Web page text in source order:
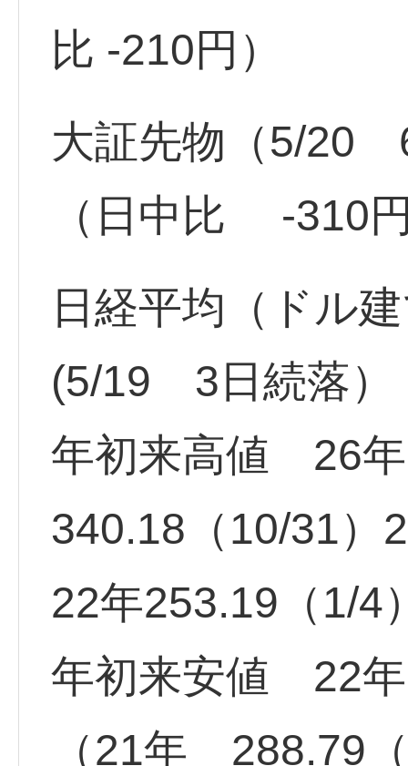
比 -210円）
大証先物（5/20
（日中比 -310
日経平均（ド
(5/19 3日続落）
年初来高値 26
340.18（10/31
22年253.19（1/4
年初来安値 22
（21年 288.79